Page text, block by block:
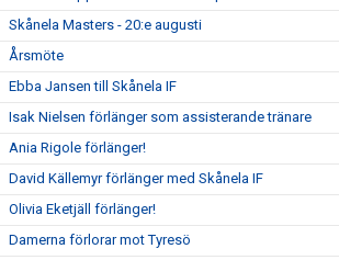
Skånela Masters - 20:e augusti
Årsmöte
Ebba Jansen till Skånela IF
Isak Nielsen förlänger som assisterande tränare
Ania Rigole förlänger!
David Källemyr förlänger med Skånela IF
Olivia Eketjäll förlänger!
Damerna förlorar mot Tyresö